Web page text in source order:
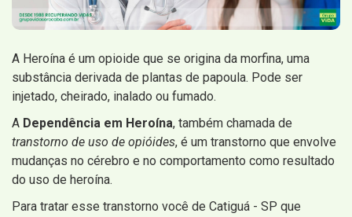
A Heroína é um opioide que se origina da morfina, uma
substância derivada de plantas de papoula. Pode ser
injetado, cheirado, inalado ou fumado.
A Dependência em Heroína, também chamada de
transtorno de uso de opióides, é um transtorno que envolve
mudanças no cérebro e no comportamento como resultado
do uso de heroína.
Para tratar esse transtorno você de Catiguá - SP que